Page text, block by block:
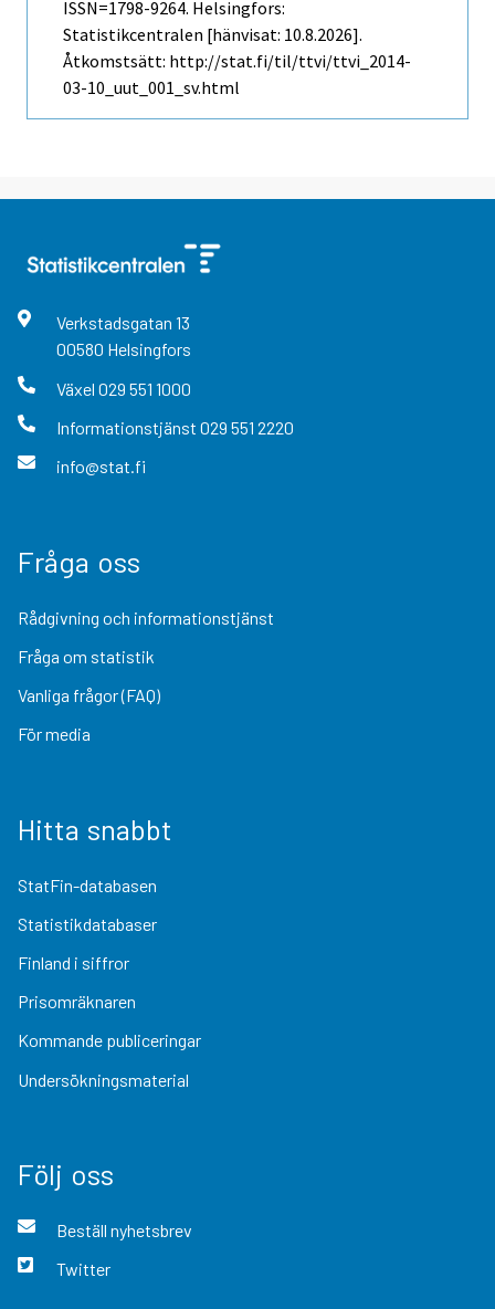
ISSN=1798-9264. Helsingfors:
Statistikcentralen [hänvisat: 10.8.2026].
Åtkomstsätt: http://stat.fi/til/ttvi/ttvi_2014-
03-10_uut_001_sv.html
Verkstadsgatan 13
00580 Helsingfors
Växel 029 551 1000
Informationstjänst 029 551 2220
info@stat.fi
Fråga oss
Rådgivning och informationstjänst
Fråga om statistik
Vanliga frågor (FAQ)
För media
Hitta snabbt
StatFin-databasen
Statistikdatabaser
Finland i siffror
Prisomräknaren
Kommande publiceringar
Undersökningsmaterial
Följ oss
Beställ nyhetsbrev
Twitter